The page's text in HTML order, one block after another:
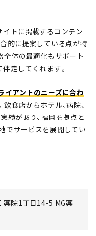
イトに掲載するコンテン
的に提案している点が特
全体の最適化もサポート
走してくれます。
イアントのニーズに合わ
飲食店からホテル、病院、
績があり、福岡を拠点と
でサービスを展開してい
薬院1丁目14-5 MG薬